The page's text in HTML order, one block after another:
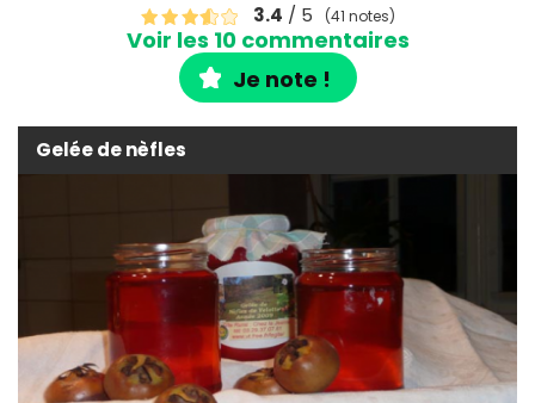
3.4 / 5 (41 notes)
Voir les 10 commentaires
Je note !
Gelée de nèfles